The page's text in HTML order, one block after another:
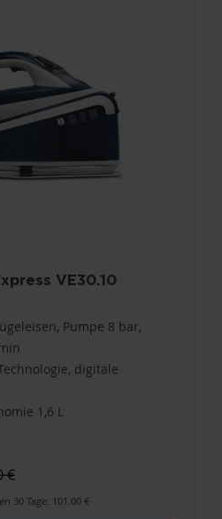
VE30.10
Pumpe 8 bar,
digitale
1,6 L
€
30 Tage: 101,00 €